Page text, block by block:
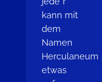
kann mit
dem
Namen
Herculaneum
etwas